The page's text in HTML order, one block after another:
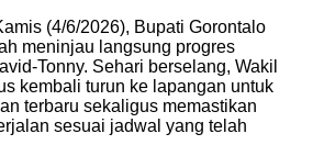
(4/6/2026), Bupati Gorontalo
meninjau langsung progres
Tonny. Sehari berselang, Wakil
kembali turun ke lapangan untuk
terbaru sekaligus memastikan
sesuai jadwal yang telah